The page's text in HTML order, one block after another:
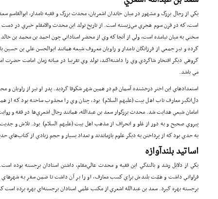
يكي از رجال بزرگ و مشهور در ميان خاندان اشعريان، محدث بزرگ و فقيه نامدار، ابوالقاسم
است، كه در قرن سوم هجري مي‌زيسته است. از تاريخ تولد اين محدث والامقام خبري در
كرده و نيز جمعي از فرزانگان نامدار و راويان معروف شيعه همانند ابوالحسن علي بن حسين
مي باشد.
استعدادهاي اين اختر درخشنده آسمان قم در همين شهر شكوفا گرديد. پدر او نيز از راويان و
دل‌انگيز معارف ناب اهل بيت (علیهم السلام) بود، چنان وي را مجذوب ساخته بود كه از
امامان شيعي هدايت شد. محدث بزرگوار سعد بن عبدالله، همانند رجال اشعري‌ها در فقه و
پيروي صحيح و به دور از غلو و انحراف از مذهب اهل بيت (علیهم السلام) بود. تلاش و
به حدي بود كه از پرداختن به ديگر علوم بازماندند و تعداد بسيار و حجم زيادي از كتاب‌هاي
اساتيد بلندآوازه
يكي از دلايل رشد و بالندگي اين فقيه و محدث عالي‌مقام، داشتن استادان برجسته بوده
فراواني داشت و همّت بلندش براي كسب معارف، او را بر آن داشت تا ضمن سفر به شهرهاي
برجسته بهره گيرد. سعد بن عبدالله اشعري از مكتب علمي استادان برجسته‌اي بهره برده است